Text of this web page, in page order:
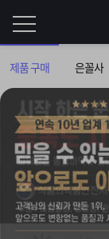
제품 구매 은꼴사
그
인
이
필
요
로
Q&A
파